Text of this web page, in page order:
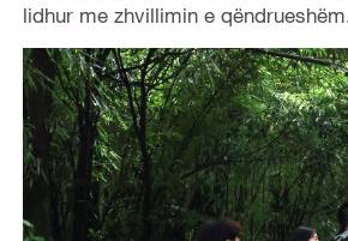
lidhur me zhvillimin e